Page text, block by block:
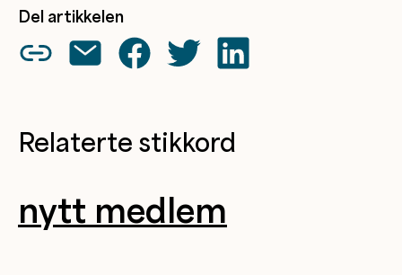
Del artikkelen
Relaterte stikkord
nytt medlem